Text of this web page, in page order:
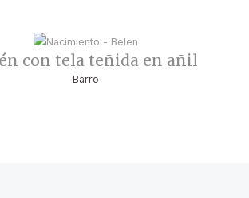
con tela teñida en añil
Barro